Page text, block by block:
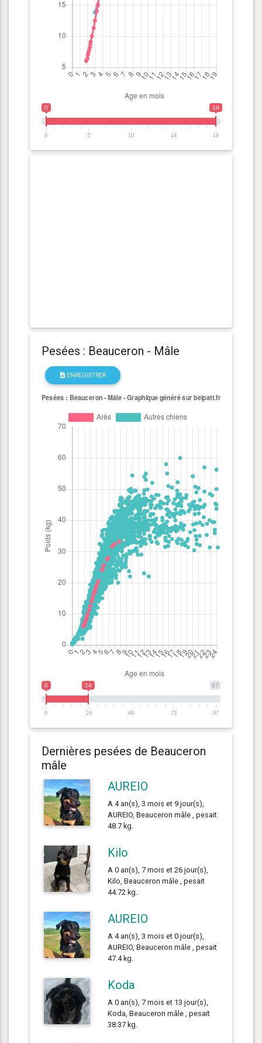
0 19
0 5 10 14 19
Pesées : Beauceron - Mâle
ENREGISTRER
97
0 24
0 24 49 73 97
Dernières pesées de Beauceron
mâle
AUREIO
A 4 an(s), 3 mois et 9 jour(s),
AUREIO, Beauceron mâle , pesait
48.7 kg.
Kilo
A 0 an(s), 7 mois et 26 jour(s),
Kilo, Beauceron mâle , pesait
44.72 kg.
AUREIO
A 4 an(s), 3 mois et 0 jour(s),
AUREIO, Beauceron mâle , pesait
47.4 kg.
Koda
A 0 an(s), 7 mois et 13 jour(s),
Koda, Beauceron mâle , pesait
38.37 kg.